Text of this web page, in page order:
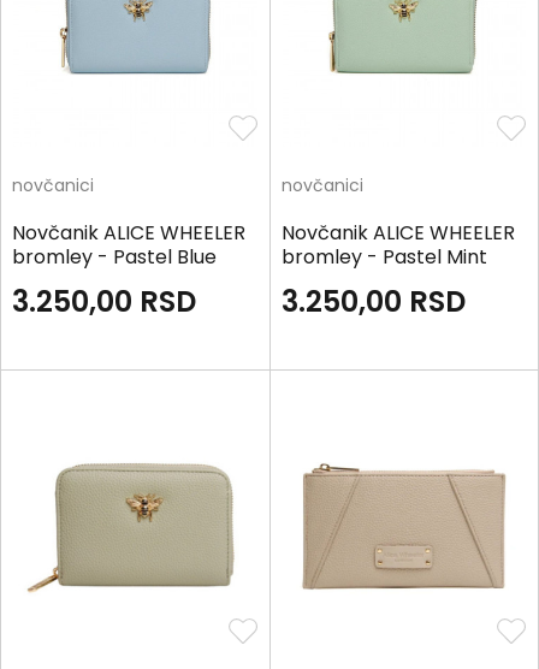
novčanici
Novčanik ALICE WHEELER
bromley - Pastel Blue
3.250,00 RSD
novčanici
Novčanik ALICE WHEELER
bromley - Pastel Mint
3.250,00 RSD